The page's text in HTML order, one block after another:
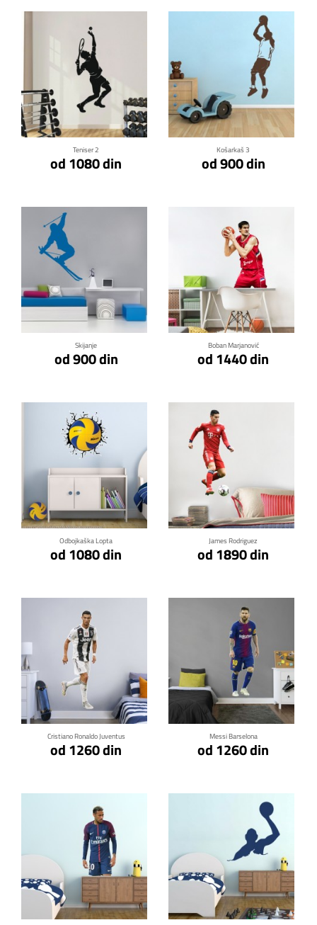
Teniser 2
od 1080 din
Klikni za detalje
Košarkaš 3
od 900 din
Klikni za detalje
Skijanje
od 900 din
Klikni za detalje
Boban Marjanović
od 1440 din
Klikni za detalje
Odbojkaška Lopta
od 1080 din
Klikni za detalje
James Rodriguez
od 1890 din
Klikni za detalje
Cristiano Ronaldo Juventus
od 1260 din
Klikni za detalje
Messi Barselona
od 1260 din
Klikni za detalje
Klikni za detalje Klikni za detalje